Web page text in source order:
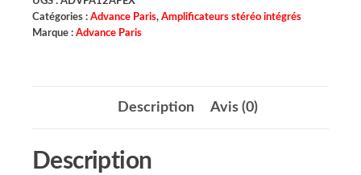
Catégories : Advance Paris, Amplificateurs stéréo intégrés
Marque : Advance Paris
Description Avis (0)
Description